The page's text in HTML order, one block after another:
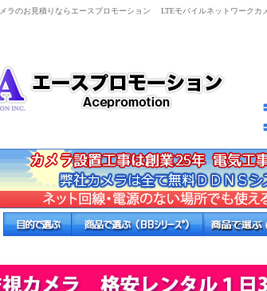
ラのお見積りならエースプロモーション
LTEモバイルネットワークカ